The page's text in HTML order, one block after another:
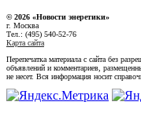
© 2026 «Новости энеретики»
г. Москва
Тел.: (495) 540-52-76
Карта сайта
Перепечатка материала с сайта без
объявлений и комментариев,
не несет. Вся информация носит